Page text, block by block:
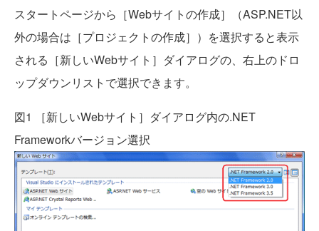
スタートページから［Webサイトの作成］（ASP.NET以
外の場合は［プロジェクトの作成］）を選択すると表示
される［新しいWebサイト］ダイアログの、右上のドロ
ップダウンリストで選択できます。
図1 ［新しいWebサイト］ダイアログ内の.NET
Frameworkバージョン選択